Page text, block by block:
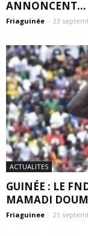
ANNONCENT...
Friaguinée - 23
ACTUALITES
GUINÉE : LE
MAMADI
Friaguinee - 21